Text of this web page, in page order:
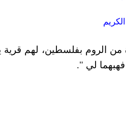
الروم بفلسطين، لهم قرية
لي ".